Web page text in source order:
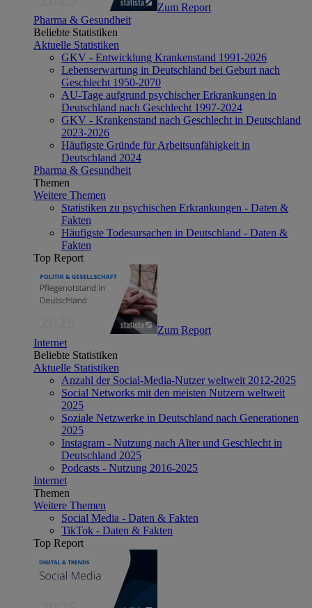
Zum Report
Pharma & Gesundheit
Beliebte Statistiken
Aktuelle Statistiken
GKV - Entwicklung Krankenstand 1991-2026
Lebenserwartung in Deutschland bei Geburt nach
Geschlecht 1950-2070
AU-Tage aufgrund psychischer Erkrankungen in
Deutschland nach Geschlecht 1997-2024
GKV - Krankenstand nach Geschlecht in Deutschland
2023-2026
Häufigste Gründe für Arbeitsunfähigkeit in
Deutschland 2024
Pharma & Gesundheit
Themen
Weitere Themen
Statistiken zu psychischen Erkrankungen - Daten &
Fakten
Häufigste Todesursachen in Deutschland - Daten &
Fakten
Top Report
Zum Report
Internet
Beliebte Statistiken
Aktuelle Statistiken
Anzahl der Social-Media-Nutzer weltweit 2012-2025
Social Networks mit den meisten Nutzern weltweit
2025
Soziale Netzwerke in Deutschland nach Generationen
2025
Instagram - Nutzung nach Alter und Geschlecht in
Deutschland 2025
Podcasts - Nutzung 2016-2025
Internet
Themen
Weitere Themen
Social Media - Daten & Fakten
TikTok - Daten & Fakten
Top Report